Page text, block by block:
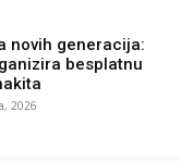
novih generacija:
besplatnu
2026